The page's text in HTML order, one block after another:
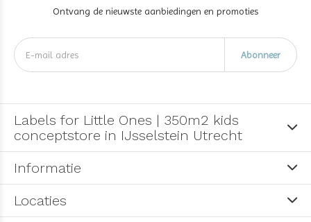
Ontvang de nieuwste aanbiedingen en promoties
Abonneer
Labels for Little Ones | 350m2 kids
conceptstore in IJsselstein Utrecht
Informatie
Locaties